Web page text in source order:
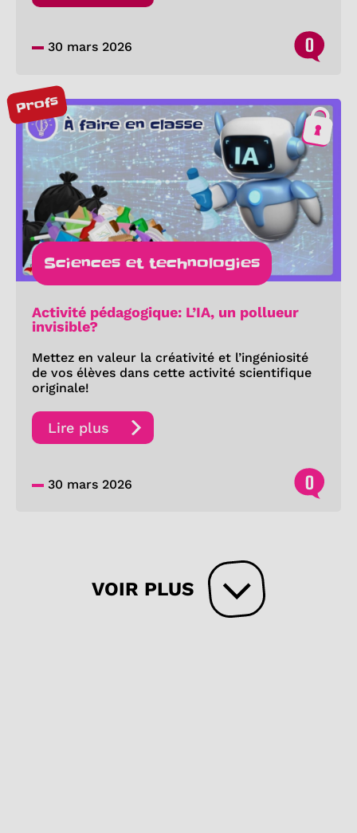
30 mars 2026 0
Profs
Sciences et technologies
Activité pédagogique: L’IA, un pollueur
invisible?
Mettez en valeur la créativité et l’ingéniosité
de vos élèves dans cette activité scientifique
originale!
Lire plus
30 mars 2026 0
VOIR PLUS